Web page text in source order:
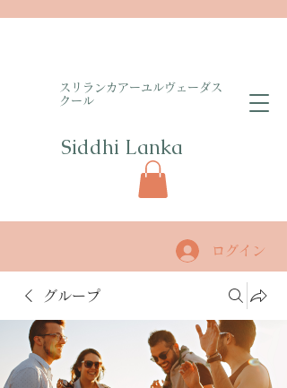
​スリランカアーユルヴェーダス
クール
Siddhi Lanka​
ログイン
グループ